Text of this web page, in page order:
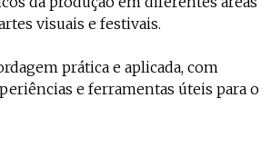
visuais e festivais.
prática e aplicada, com
e ferramentas úteis para o